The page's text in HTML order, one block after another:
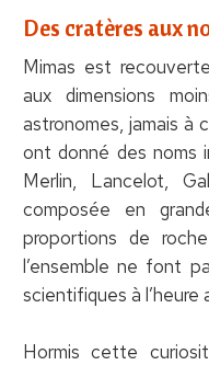
Des cratères aux
Mimas est
aux dimensions
astronomes, jamais à
ont donné des noms
Merlin, Lancelot,
composée en
proportions de
l’ensemble ne font
scientifiques à l’heure
Hormis cette